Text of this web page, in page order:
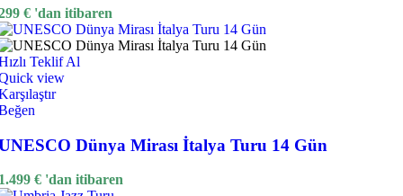
€ 'dan itibaren
Teklif Al
view
Dünya Mirası İtalya Turu 14 Gün
€ 'dan itibaren